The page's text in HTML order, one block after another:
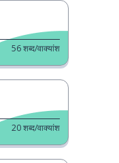
56शब्द/वाक्यांश
20शब्द/वाक्यांश